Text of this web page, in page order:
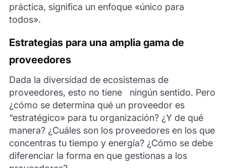
práctica, significa un enfoque «único para
todos».
Estrategias para una amplia gama de
proveedores
Dada la diversidad de ecosistemas de
proveedores, esto no tiene ningún sentido. Pero
¿cómo se determina qué un proveedor es
“estratégico» para tu organización? ¿Y de qué
manera? ¿Cuáles son los proveedores en los que
concentras tu tiempo y energía? ¿Cómo se debe
diferenciar la forma en que gestionas a los